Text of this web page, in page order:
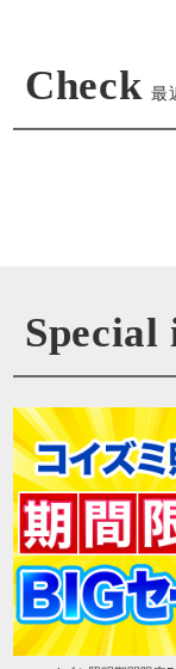
Check 最
Special